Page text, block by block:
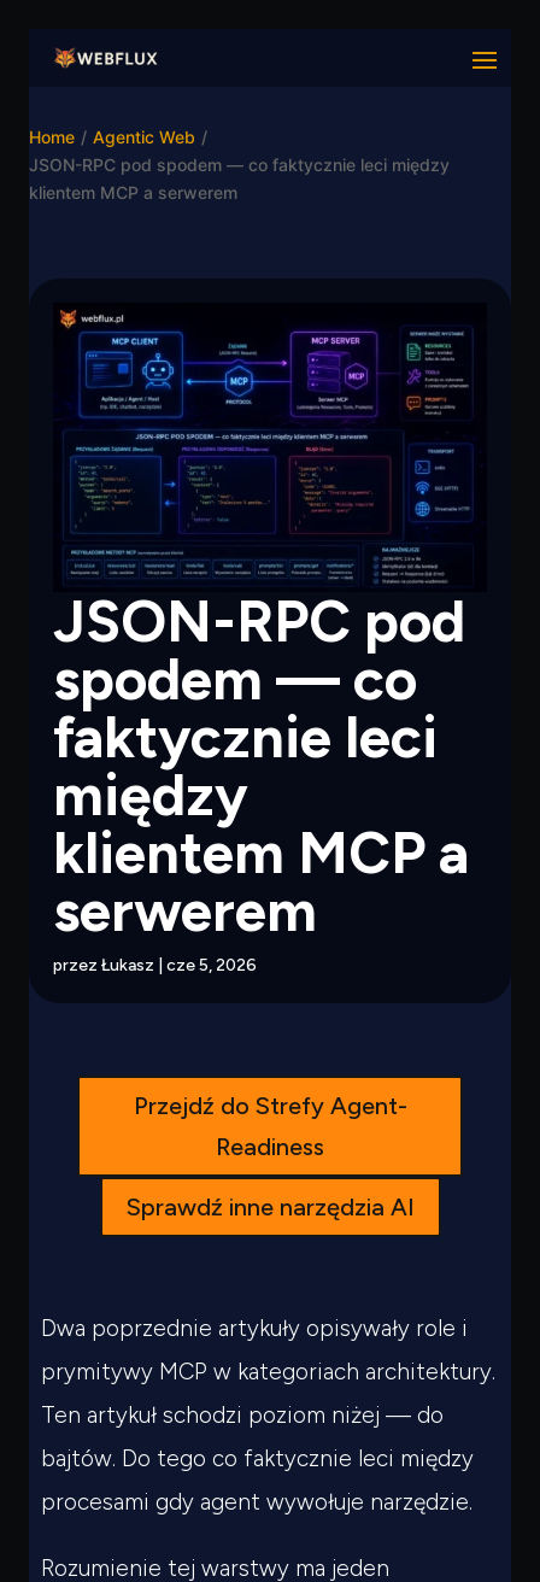
Home / Agentic Web /
JSON-RPC pod spodem — co faktycznie leci między
klientem MCP a serwerem
JSON-RPC pod
spodem — co
faktycznie leci
między
klientem MCP a
serwerem
przez Łukasz cze 5, 2026
Przejdź do Strefy Agent-
Readiness
Sprawdź inne narzędzia AI
Dwa poprzednie artykuły opisywały role i
prymitywy MCP w kategoriach architektury.
Ten artykuł schodzi poziom niżej — do
bajtów. Do tego co faktycznie leci między
procesami gdy agent wywołuje narzędzie.
Rozumienie tej warstwy ma jeden